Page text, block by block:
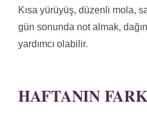
Kısa yürüyüş, düzenli mola,
gün sonunda not almak,
yardımcı olabilir.
HAFTANIN